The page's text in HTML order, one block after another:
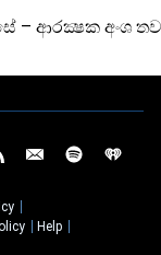
– ආරක්‍ෂක අංශ
Help